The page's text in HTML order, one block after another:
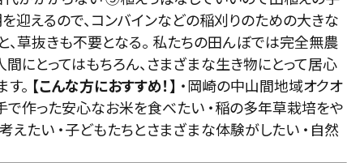
えるので、コンバインなどの稲刈りのための大きな
草抜きも不要となる。 私たちの田んぼでは完全無農
にとってはもちろん、さまざまな生き物にとって居心
。 【こんな方におすすめ！】 ・岡崎の中山間地域オクオ
で作った安心なお米を食べたい ・稲の多年草栽培をや
えたい ・子どもたちとさまざまな体験がしたい ・自然